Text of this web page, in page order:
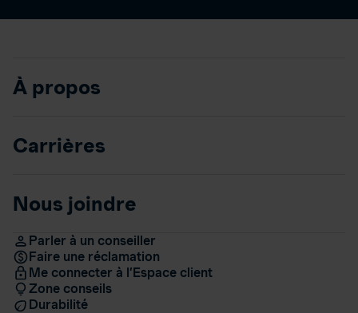
À propos
Carrières
Nous joindre
Parler à un conseiller
Faire une réclamation
Me connecter à l’Espace client
Zone conseils
Durabilité